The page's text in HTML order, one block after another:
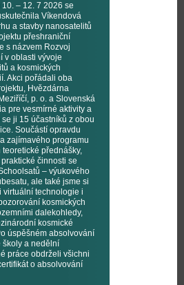
– 12. 7 2026 se
Víkendová
a stavby nanosatelitů
přeshraniční
s názvem Rozvoj
v oblasti vývoje
a kosmických
Akci pořádali oba
Hvězdárna
p. o. a Slovenská
pre vesmírné aktivity a
ji 15 účastníků z obou
Součástí opravdu
zajímavého programu
teoretické přednášky,
činnosti se
– výukového
ale také jsme si
virtuální technologie i
kosmických
dalekohledy,
kosmické
úspěšném absolvování
školy a nedělní
práce obdrželi všichni
o absolvování